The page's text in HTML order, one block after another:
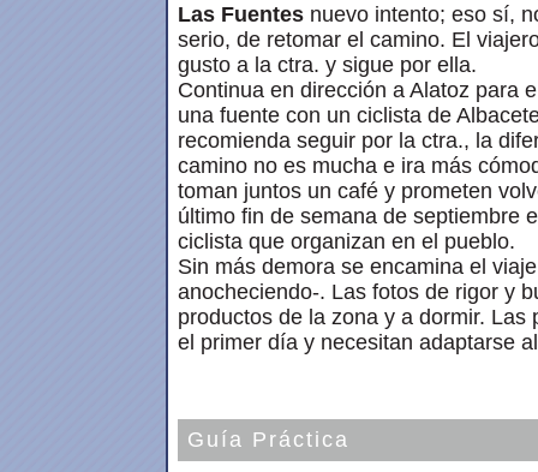
Las Fuentes nuevo intento; eso sí,
serio, de retomar el camino. El
gusto a la ctra. y sigue por ella.
Continua en dirección a Alatoz para
una fuente con un ciclista de
recomienda seguir por la ctra., la
camino no es mucha e ira más
toman juntos un café y prometen
último fin de semana de septiembre
ciclista que organizan en el pueblo.
Sin más demora se encamina el
anocheciendo-. Las fotos de rigor y
productos de la zona y a dormir.
el primer día y necesitan adaptarse
Guía Práctica